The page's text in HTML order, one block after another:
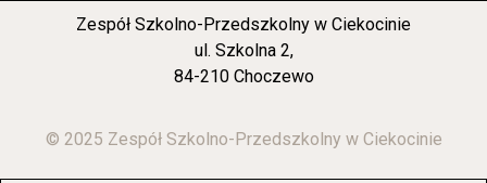
Zespół Szkolno-Przedszkolny w Ciekocinie
ul. Szkolna 2,
84-210 Choczewo
© 2025 Zespół Szkolno-Przedszkolny w Ciekocinie